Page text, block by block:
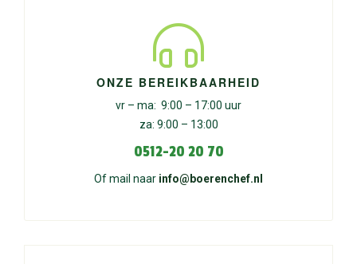
ONZE BEREIKBAARHEID
vr – ma: 9:00 – 17:00 uur
za: 9:00 – 13:00
0512-20 20 70
Of mail naar info@boerenchef.nl